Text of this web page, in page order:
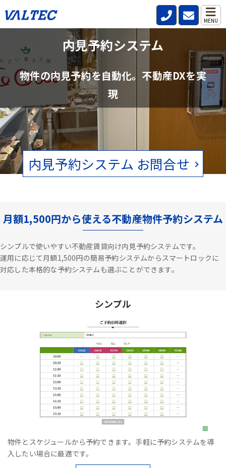
MENU
内見予約システム
物件の内見予約を自動化。不動産DXを実
現
内見予約システム お問合せ
不動産管理会社と仲介会社の内見確認の
手間を削減
賃貸物件の空状況をリアルタイムで確認。電話、FAXの手間をなくし
月額1,500円から使える不動産物件予約システム
シンプルで使いやすい不動産賃貸向け内見予約システムです。
運用に応じて月額1,500円の簡易予約システムからスマートロックに
対応した本格的な予約システムも選ぶことができます。
シンプル
物件とスケジュールから予約できます。手軽に予約システムを導
入したい場合に最適です。